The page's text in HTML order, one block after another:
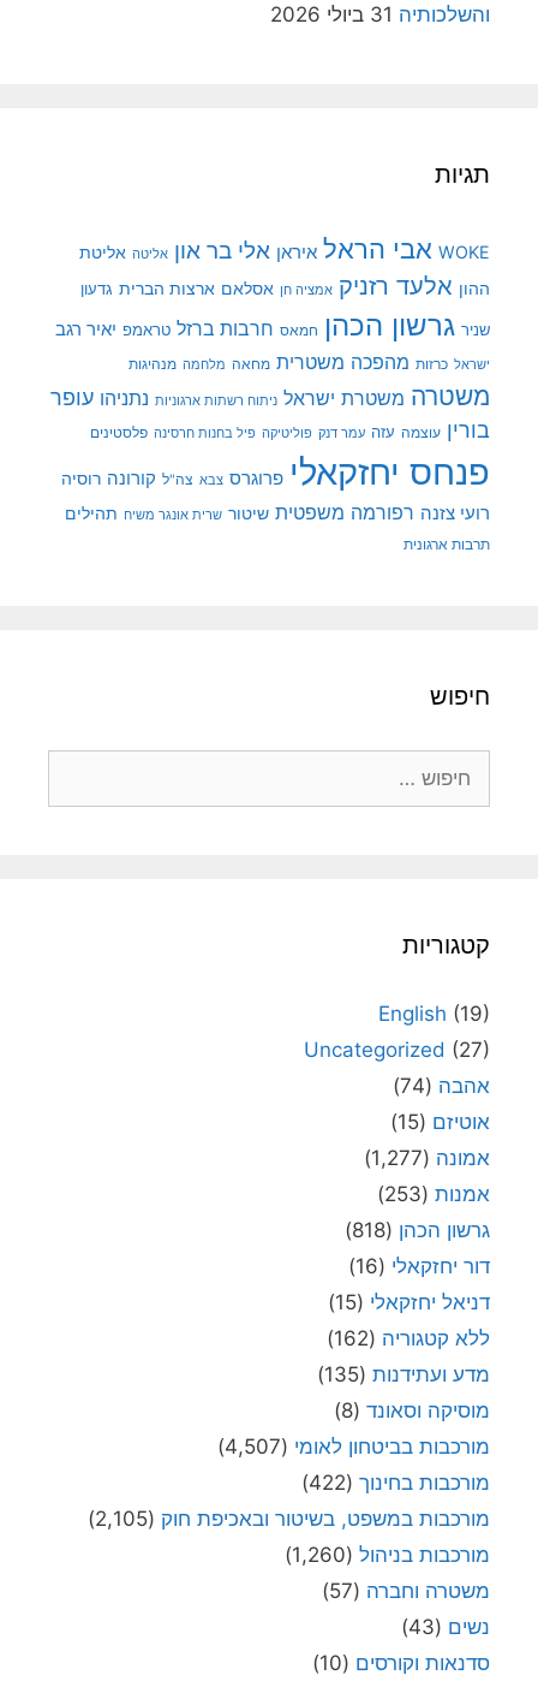
והשלכותיה 31 ביולי 2026
תגיות
WOKE אבי הראל איראן אלי בר און אליטה אליטת
ההון אלעד רזניק אמציה חן אסלאם ארצות הברית גדעון
שניר גרשון הכהן חמאס חרבות ברזל טראמפ יאיר רגב
ישראל כרזות מהפכה משטרית מחאה מלחמה מנהיגות
משטרה משטרת ישראל ניתוח רשתות ארגוניות נתניהו עופר
בורין עוצמה עזה עמר דנק פוליטיקה פיל בחנות חרסינה פלסטינים
פנחס יחזקאלי פרוגרס צבא צה"ל קורונה רוסיה
רועי צזנה רפורמה משפטית שיטור שרית אונגר משיח תהילים
תרבות ארגונית
חיפוש
קטגוריות
English (19)
Uncategorized (27)
אהבה (74)
אוטיזם (15)
אמונה (1,277)
אמנות (253)
גרשון הכהן (818)
דור יחזקאלי (16)
דניאל יחזקאלי (15)
ללא קטגוריה (162)
מדע ועתידנות (135)
מוסיקה וסאונד (8)
מורכבות בביטחון לאומי (4,507)
מורכבות בחינוך (422)
מורכבות במשפט, בשיטור ובאכיפת חוק (2,105)
מורכבות בניהול (1,260)
משטרה וחברה (57)
נשים (43)
סדנאות וקורסים (10)